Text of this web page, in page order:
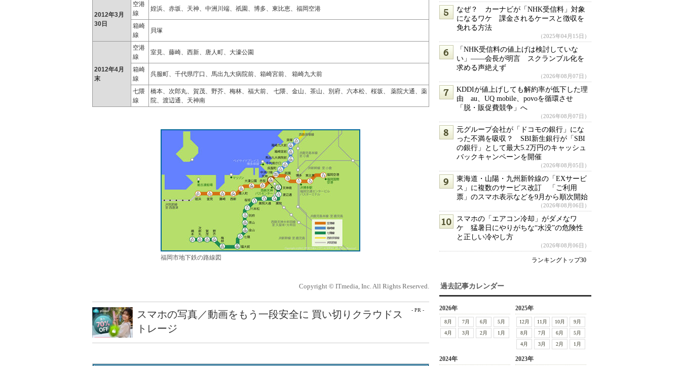
2012年3月
30日
空港
線
姪浜、赤坂、天神、中洲川端、祇園、博多、東比恵、福岡空港
箱崎
線
貝塚
2012年4月
末
空港
線
室見、藤崎、西新、唐人町、大濠公園
箱崎
線
呉服町、千代県庁口、馬出九大病院前、箱崎宮前、 箱崎九大前
七隈
線
橋本、次郎丸、賀茂、野芥、梅林、福大前、 七隈、金山、茶山、別府、六本松、桜坂、 薬院大通、薬
院、渡辺通、天神南
福岡市地下鉄の路線図
Copyright © ITmedia, Inc. All Rights Reserved.
- PR -
スマホの写真／動画をもう一段安全に 買い切りクラウドス
トレージ
なぜ？ カーナビが「NHK受信料」対象
になるワケ 課金されるケースと徴収を
免れる方法
（2025年04月15日）
「NHK受信料の値上げは検討していな
い」――会長が明言 スクランブル化を
求める声絶えず
（2026年08月07日）
KDDIが値上げしても解約率が低下した理
由 au、UQ mobile、povoを循環させ
「脱・販促費競争」へ
（2026年08月07日）
元グループ会社が「ドコモの銀行」にな
った不満を吸収？ SBI新生銀行が「SBI
の銀行」として最大5.2万円のキャッシュ
バックキャンペーンを開催
（2026年08月05日）
東海道・山陽・九州新幹線の「EXサービ
ス」に複数のサービス改訂 「ご利用
票」のスマホ表示などを9月から順次開始
（2026年08月06日）
スマホの「エアコン冷却」がダメなワ
ケ 猛暑日にやりがちな“水没”の危険性
と正しい冷やし方
（2026年08月06日）
ランキングトップ30
過去記事カレンダー
2026年
8月 7月 6月
5月
4月
3月 2月 1月
2025年
12月 11月 10月
9月
8月
7月 6月
5月
4月
3月 2月 1月
2024年 2023年